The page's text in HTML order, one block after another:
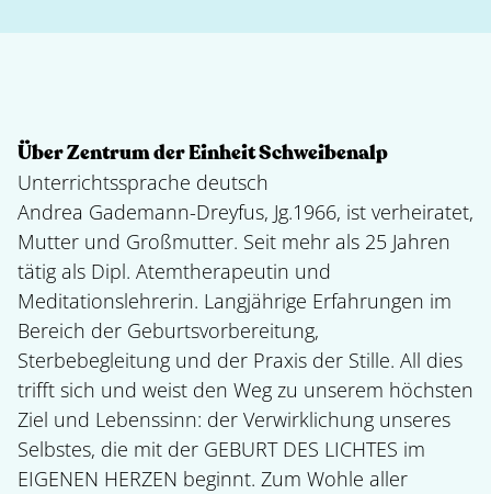
Über Zentrum der Einheit Schweibenalp
Unterrichtssprache deutsch
Andrea Gademann-Dreyfus, Jg.1966, ist verheiratet,
Mutter und Großmutter. Seit mehr als 25 Jahren
tätig als Dipl. Atemtherapeutin und
Meditationslehrerin. Langjährige Erfahrungen im
Bereich der Geburtsvorbereitung,
Sterbebegleitung und der Praxis der Stille. All dies
trifft sich und weist den Weg zu unserem höchsten
Ziel und Lebenssinn: der Verwirklichung unseres
Selbstes, die mit der GEBURT DES LICHTES im
EIGENEN HERZEN beginnt. Zum Wohle aller